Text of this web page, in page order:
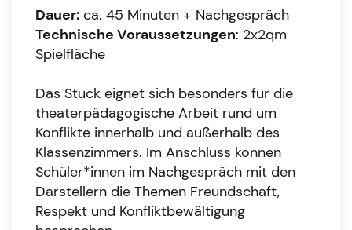
Dauer: ca. 45 Minuten + Nachgespräch
Technische Voraussetzungen: 2x2qm
Spielfläche
Das Stück eignet sich besonders für die
theaterpädagogische Arbeit rund um
Konflikte innerhalb und außerhalb des
Klassenzimmers. Im Anschluss können
Schüler*innen im Nachgespräch mit den
Darstellern die Themen Freundschaft,
Respekt und Konfliktbewältigung